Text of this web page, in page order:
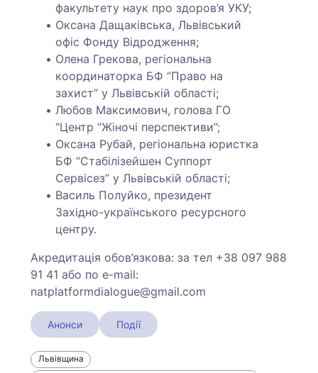
факультету наук про здоров’я УКУ;
Оксана Дащаківська, Львівський
офіс Фонду Відродження;
Олена Грекова, регіональна
координаторка БФ “Право на
захист” у Львівській області;
Любов Максимович, голова ГО
“Центр “Жіночі перспективи”;
Оксана Рубай, регіональна юристка
БФ “Стабілізейшен Суппорт
Сервісез” у Львівській області;
Василь Полуйко, президент
Західно-українського ресурсного
центру.
Акредитація обов’язкова: за тел +38 097 988
91 41 або по e-mail:
natplatformdialogue@gmail.com
Анонси Події
Львівщина